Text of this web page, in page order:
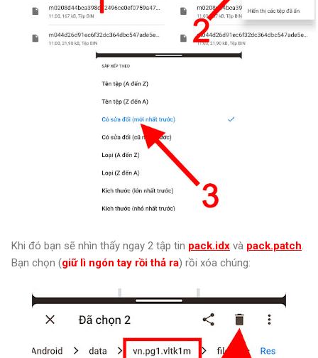
Khi đó bạn sẽ nhìn thấy ngay 2 tập tin pack.idx và pack.patch.
Bạn chọn (giữ lì ngón tay rồi thả ra) rồi xóa chúng: